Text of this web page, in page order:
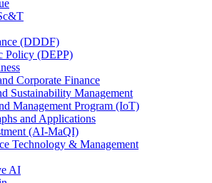
(DDDF)
Policy (DEPP)
Corporate Finance
Sustainability Management
Management Program (IoT)
and Applications
(AI-MaQI)
Technology & Management
AI